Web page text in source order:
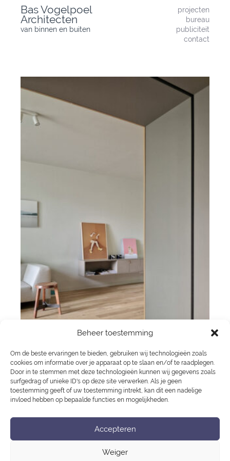
Beheer toestemming
Om de beste ervaringen te bieden, gebruiken wij technologieën zoals
cookies om informatie over je apparaat op te slaan en/of te raadplegen.
Door in te stemmen met deze technologieën kunnen wij gegevens zoals
surfgedrag of unieke ID's op deze site verwerken. Als je geen
toestemming geeft of uw toestemming intrekt, kan dit een nadelige
invloed hebben op bepaalde functies en mogelijkheden.
Accepteren
Weiger
content
Bas Vogelpoel
Architecten
van binnen en buiten
projecten
bureau
publiciteit
contact
Bericht